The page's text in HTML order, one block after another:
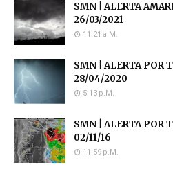
SMN | ALERTA
26/03/2021
11:21 A.m.
SMN | ALERTA POR
28/04/2020
5:13 P.m.
SMN | ALERTA POR
02/11/16
11:59 P.m.